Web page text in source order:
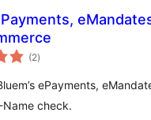
(2укупних
оцена
)
ePayments,
check.